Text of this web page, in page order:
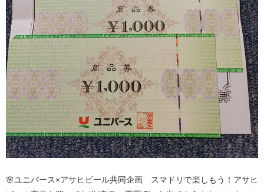
🌸ユニバース×アサヒビール共同企画 スマドリで楽しもう！アサヒ